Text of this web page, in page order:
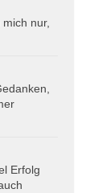
nur,
Erfolg